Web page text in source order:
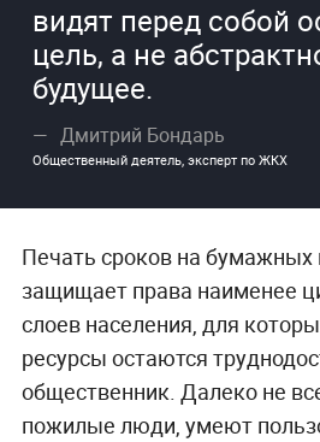
видят перед собой
цель, а не
будущее.
Дмитрий Бондарь
Общественный деятель, эксперт по ЖКХ
Печать сроков на бумажных
защищает права наименее
слоев населения, для
ресурсы остаются
общественник. Далеко не
пожилые люди, умеют